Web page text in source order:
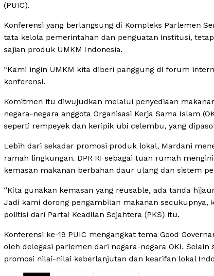
(PUIC).
Konferensi yang berlangsung di Kompleks Parlemen
tata kelola pemerintahan dan penguatan institusi,
sajian produk UMKM Indonesia.
“Kami ingin UMKM kita diberi panggung di forum
konferensi.
Komitmen itu diwujudkan melalui penyediaan
negara-negara anggota Organisasi Kerja Sama Islam
seperti rempeyek dan keripik ubi celembu, yang
Lebih dari sekadar promosi produk lokal, Mardani
ramah lingkungan. DPR RI sebagai tuan rumah
kemasan makanan berbahan daur ulang dan sistem
“Kita gunakan kemasan yang reusable, ada tanda
Jadi kami dorong pengambilan makanan
politisi dari Partai Keadilan Sejahtera (PKS) itu.
Konferensi ke-19 PUIC mengangkat tema Good
oleh delegasi parlemen dari negara-negara OKI.
promosi nilai-nilai keberlanjutan dan kearifan lokal